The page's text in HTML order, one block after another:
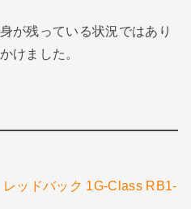
が残っている状況ではあり
けました。
レッドバック 1G-Class RB1-